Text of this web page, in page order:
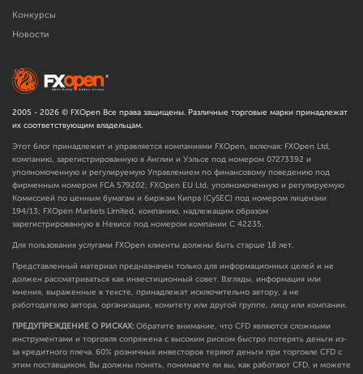
Конкурсы
Новости
2005 - 2026 © FXOpen Все права защищены. Различные торговые марки принадлежат
их соответствующим владельцам.
Этот блог принадлежит и управляется компаниями FXOpen, включая: FXOpen Ltd,
компанию, зарегистрированную в Англии и Уэльсе под номером 07273392 и
уполномоченную и регулируемую Управлением по финансовому поведению под
фирменным номером FCA 579202; FXOpen EU Ltd, уполномоченную и регулируемую
Комиссией по ценным бумагам и биржам Кипра (CySEC) под номером лицензии
194/13; FXOpen Markets Limited, компанию, надлежащим образом
зарегистрированную в Невисе под номером компании C 42235.
Для пользования услугами FXOpen клиенты должны быть старше 18 лет.
Представленный материал предназначен только для информационных целей и не
должен рассматриваться как инвестиционный совет. Взгляды, информация или
мнения, выраженные в тексте, принадлежат исключительно автору, а не
работодателю автора, организации, комитету или другой группе, лицу или компании.
ПРЕДУПРЕЖДЕНИЕ О РИСКАХ: Обратите внимание, что CFD являются сложными
инструментами и торговля сопряжена с высоким риском быстро потерять деньги из-
за кредитного плеча. 60% розничных инвесторов теряют деньги при торговле CFD с
этим поставщиком. Вы должны понять, понимаете ли вы, как работают CFD, и можете